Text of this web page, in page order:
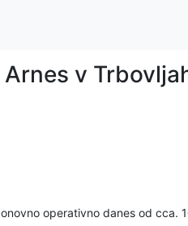
v
operativno danes od cca.